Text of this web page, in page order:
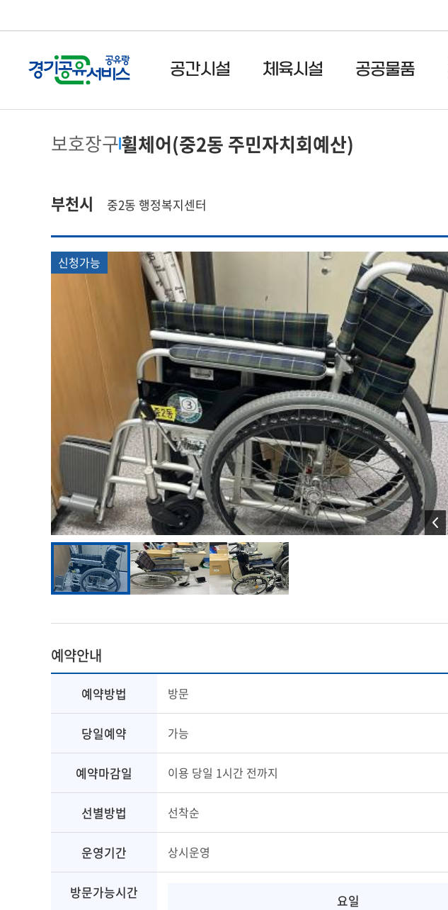
공간시설 체육시설 공공물품
보호장구휠체어(중2동 주민자치회예산)
부천시 중2동 행정복지센터
신청가능
예약안내
예약방법 방문
당일예약 가능
예약마감일 이용 당일 1시간 전까지
선별방법 선착순
운영기간 상시운영
방문가능시간 요일